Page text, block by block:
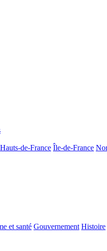
Hauts-de-France Île-de-France
et santé Gouvernement Histoire